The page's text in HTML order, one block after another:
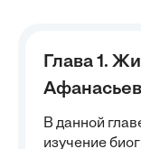
Глава 1.
В данной
изучение